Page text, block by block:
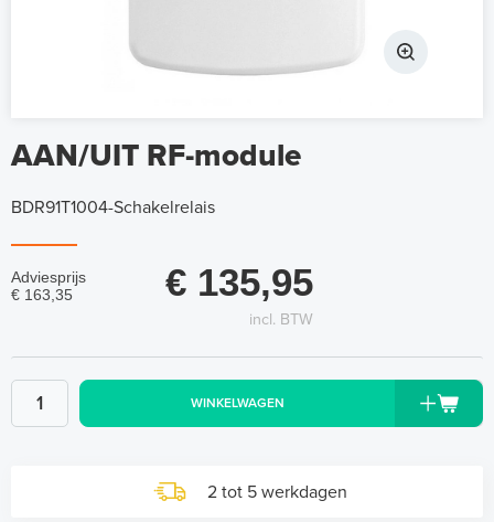
AAN/UIT RF-module
BDR91T1004-Schakelrelais
Adviesprijs
€ 163,35
€ 135,95
incl. BTW
WINKELWAGEN
2 tot 5 werkdagen